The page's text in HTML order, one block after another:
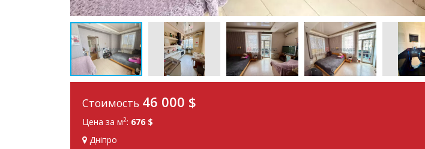
Стоимость 46 000 $
Цена за м2: 676 $
Дніпро